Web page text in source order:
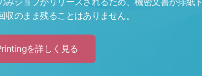
収のまま残ることはありません。
を詳しく見る
to